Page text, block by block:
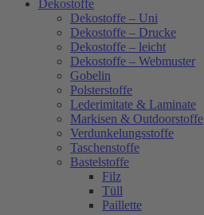
Dekostoffe
Dekostoffe – Uni
Dekostoffe – Drucke
Dekostoffe – leicht
Dekostoffe – Webmuster
Gobelin
Polsterstoffe
Lederimitate & Laminate
Markisen & Outdoorstoffe
Verdunkelungsstoffe
Taschenstoffe
Bastelstoffe
Filz
Tüll
Paillette